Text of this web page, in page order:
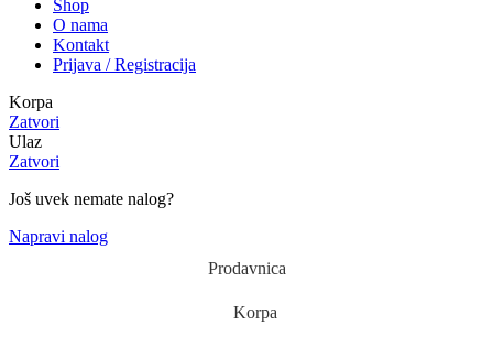
Shop
O nama
Kontakt
Prijava / Registracija
Korpa
Zatvori
Ulaz
Zatvori
Još uvek nemate nalog?
Napravi nalog
Prodavnica
Korpa